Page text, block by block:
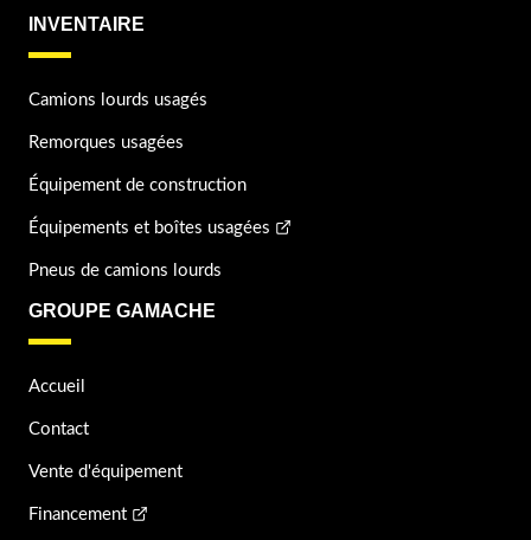
INVENTAIRE
Camions lourds usagés
Remorques usagées
Équipement de construction
Équipements et boîtes usagées
Pneus de camions lourds
GROUPE GAMACHE
Accueil
Contact
Vente d'équipement
Financement